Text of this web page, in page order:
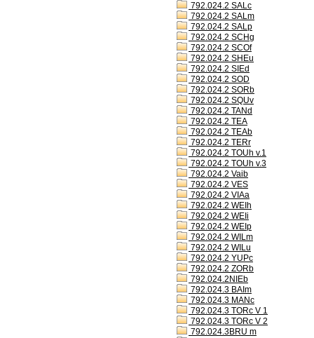
792.024.2 SALc
792.024.2 SALm
792.024.2 SALp
792.024.2 SCHg
792.024.2 SCOf
792.024.2 SHEu
792.024.2 SIEd
792.024.2 SOD
792.024.2 SORb
792.024.2 SQUv
792.024.2 TANd
792.024.2 TEA
792.024.2 TEAb
792.024.2 TERr
792.024.2 TOUh v.1
792.024.2 TOUh v.3
792.024.2 Vaib
792.024.2 VES
792.024.2 VIAa
792.024.2 WEIh
792.024.2 WEIi
792.024.2 WEIp
792.024.2 WILm
792.024.2 WILu
792.024.2 YUPc
792.024.2 ZORb
792.024.2NIEb
792.024.3 BAIm
792.024.3 MANc
792.024.3 TORc V 1
792.024.3 TORc V 2
792.024.3BRU m